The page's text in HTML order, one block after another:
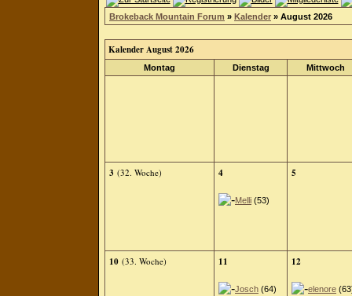
Brokeback Mountain Forum » Kalender » August 2026
Kalender August 2026
Montag Dienstag Mittwoch
3 (32. Woche) 4
Melli (53)
5
10 (33. Woche) 11
Josch (64)
12
elenore